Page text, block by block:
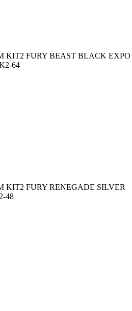
KIT2 FURY BEAST BLACK EXPO
64
KIT2 FURY RENEGADE SILVER
48